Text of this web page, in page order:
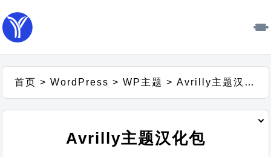
首页 >WordPress >WP主题 >Avrilly主题汉化包
Avrilly主题汉化包